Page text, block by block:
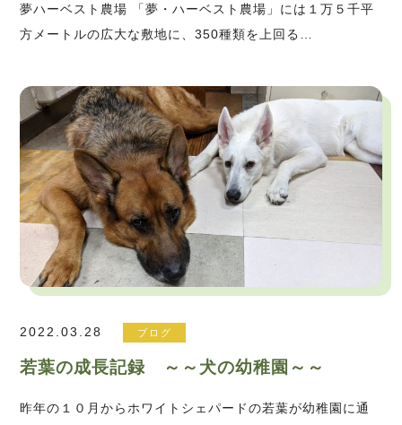
夢ハーベスト農場 「夢・ハーベスト農場」には１万５千平
方メートルの広大な敷地に、350種類を上回る…
2022.03.28 ブログ
若葉の成長記録 ～～犬の幼稚園～～
昨年の１０月からホワイトシェパードの若葉が幼稚園に通